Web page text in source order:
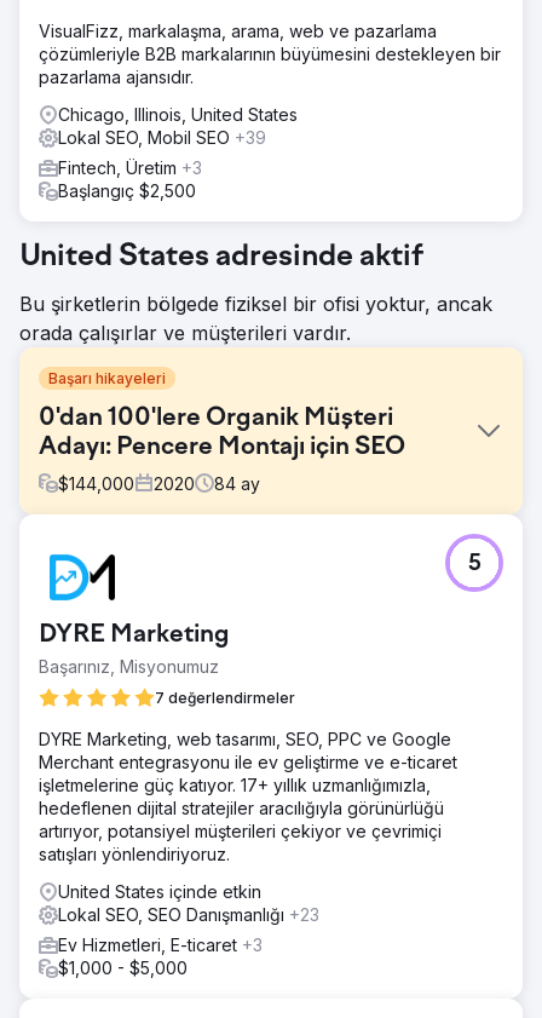
VisualFizz, markalaşma, arama, web ve pazarlama
çözümleriyle B2B markalarının büyümesini destekleyen bir
pazarlama ajansıdır.
Chicago, Illinois, United States
Lokal SEO, Mobil SEO +39
Fintech, Üretim +3
Başlangıç $2,500
United States adresinde aktif
Bu şirketlerin bölgede fiziksel bir ofisi yoktur, ancak
orada çalışırlar ve müşterileri vardır.
Başarı hikayeleri
0'dan 100'lere Organik Müşteri
Adayı: Pencere Montajı için SEO
$144,000 2020 84 ay
Yeni kurulan ve Şikago merkezli bir pencere montaj
şirketi, sıfır dijital ayak iziyle son derece rekabetçi yerel
marka güvenilirliği oluşturmak zorundaydı. Birincil hedef,
sadece var olmakla kalmayıp, ücretli reklamlara büyük
ölçüde bağımlı kalmadan aktif olarak sürdürülebilir bir
yüksek kaliteli müşteri adayı akışı üretecek bir çevrimiçi
varlık oluşturmaktı.
Çözüm
Sıfırdan bir dijital strateji uyguladık. Yerel SEO için optimize
edilmiş, dönüşüm odaklı bir web sitesi oluşturduk ve
teknik temellerin sağlam olmasını sağladık. Yüksek değerli,
konuma özgü anahtar kelimeleri hedefleyen bir içerik
stratejisi geliştirdik. En önemlisi, doğrulanmış yorumlar
toplamak için agresif bir itibar yönetimi stratejisi uyguladık.
Teknik SEO, içerik ve güven oluşturmanın bu birleşik
yaklaşımı, arama motorlarına anında otorite sinyali vermek
üzere tasarlandı.
DYRE Marketing
Başarınız, Misyonumuz
7 değerlendirmeler
5
DYRE Marketing, web tasarımı, SEO, PPC ve Google
Merchant entegrasyonu ile ev geliştirme ve e-ticaret
işletmelerine güç katıyor. 17+ yıllık uzmanlığımızla,
hedeflenen dijital stratejiler aracılığıyla görünürlüğü
artırıyor, potansiyel müşterileri çekiyor ve çevrimiçi
satışları yönlendiriyoruz.
United States içinde etkin
Lokal SEO, SEO Danışmanlığı +23
Ev Hizmetleri, E-ticaret +3
$1,000 - $5,000